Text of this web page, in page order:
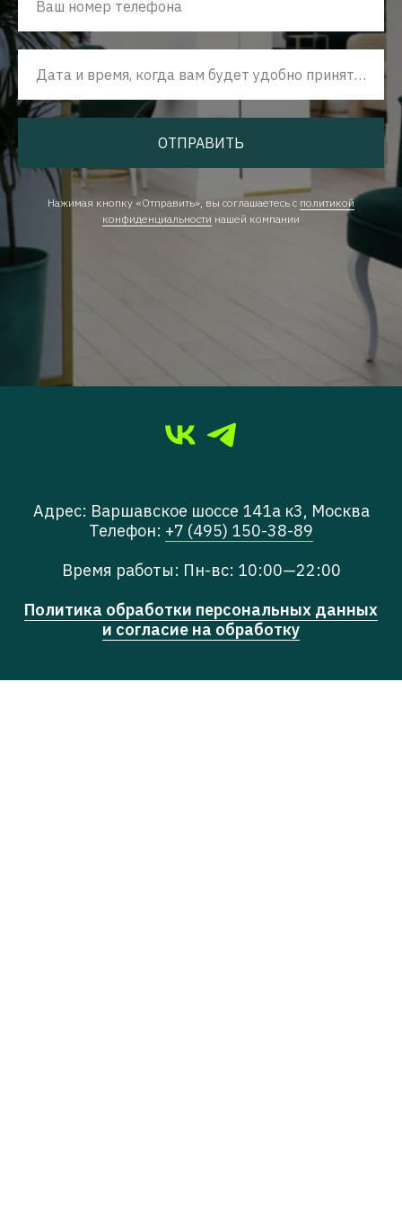
Ваш номер телефона
Дата и время, когда вам будет удобно принять наш звонок
ОТПРАВИТЬ
Нажимая кнопку «Отправить», вы соглашаетесь с политикой
конфиденциальности нашей компании
Адрес: Варшавское шоссе 141а к3, Москва
Телефон: +7 (495) 150-38-89
Время работы: Пн-вс: 10:00—22:00
Политика обработки персональных данных
и согласие на обработку